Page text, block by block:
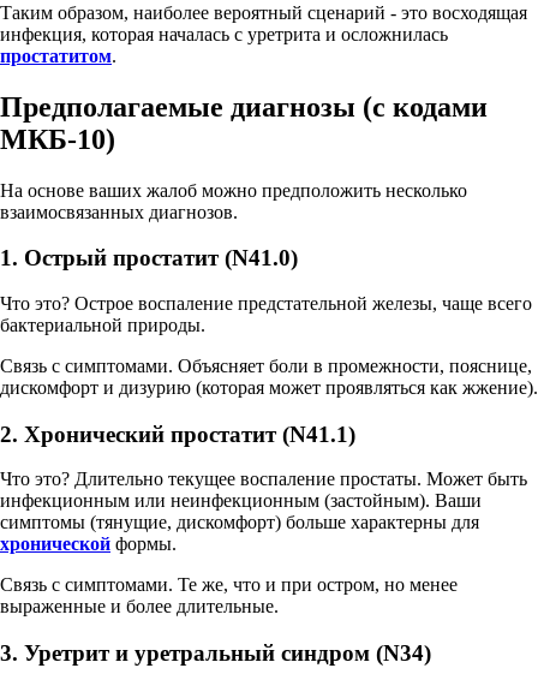
Таким образом, наиболее вероятный сценарий - это восходящая
инфекция, которая началась с уретрита и осложнилась
простатитом.
Предполагаемые диагнозы (с кодами
МКБ-10)
На основе ваших жалоб можно предположить несколько
взаимосвязанных диагнозов.
1. Острый простатит (N41.0)
Что это? Острое воспаление предстательной железы, чаще всего
бактериальной природы.
Связь с симптомами. Объясняет боли в промежности, пояснице,
дискомфорт и дизурию (которая может проявляться как жжение).
2. Хронический простатит (N41.1)
Что это? Длительно текущее воспаление простаты. Может быть
инфекционным или неинфекционным (застойным). Ваши
симптомы (тянущие, дискомфорт) больше характерны для
хронической формы.
Связь с симптомами. Те же, что и при остром, но менее
выраженные и более длительные.
3. Уретрит и уретральный синдром (N34)